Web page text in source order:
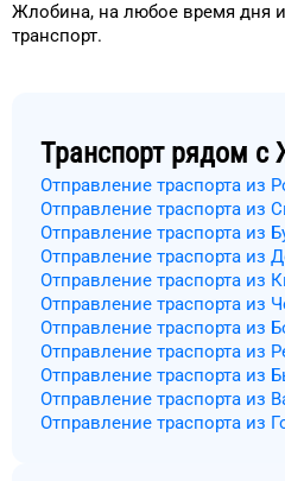
Жлобина, на любое время дня
транспорт.
Транспорт рядом с
Отправление траспорта из
Отправление траспорта из
Отправление траспорта из
Отправление траспорта из
Отправление траспорта из
Отправление траспорта из
Отправление траспорта из
Отправление траспорта из
Отправление траспорта из
Отправление траспорта из
Отправление траспорта из